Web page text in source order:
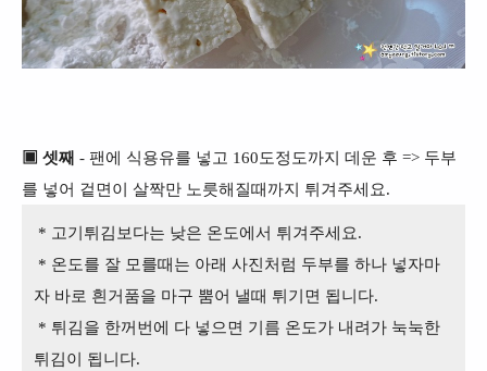
▣ 셋째 - 팬에 식용유를 넣고 160도정도까지 데운 후 => 두부
를 넣어 겉면이 살짝만 노릇해질때까지 튀겨주세요.
* 고기튀김보다는 낮은 온도에서 튀겨주세요.
* 온도를 잘 모를때는 아래 사진처럼 두부를 하나 넣자마
자 바로 흰거품을 마구 뿜어 낼때 튀기면 됩니다.
* 튀김을 한꺼번에 다 넣으면 기름 온도가 내려가 눅눅한
튀김이 됩니다.